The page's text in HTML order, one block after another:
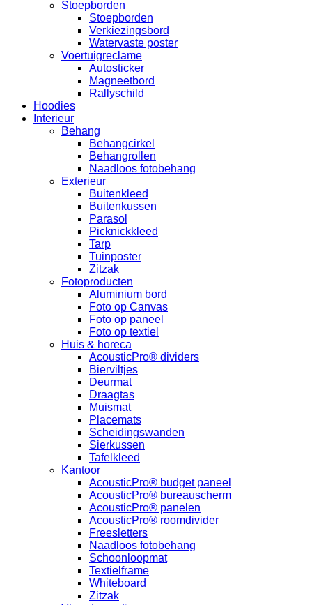
Stoepborden
Stoepborden
Verkiezingsbord
Watervaste poster
Voertuigreclame
Autosticker
Magneetbord
Rallyschild
Hoodies
Interieur
Behang
Behangcirkel
Behangrollen
Naadloos fotobehang
Exterieur
Buitenkleed
Buitenkussen
Parasol
Picknickkleed
Tarp
Tuinposter
Zitzak
Fotoproducten
Aluminium bord
Foto op Canvas
Foto op paneel
Foto op textiel
Huis & horeca
AcousticPro® dividers
Bierviltjes
Deurmat
Draagtas
Muismat
Placemats
Scheidingswanden
Sierkussen
Tafelkleed
Kantoor
AcousticPro® budget paneel
AcousticPro® bureauscherm
AcousticPro® panelen
AcousticPro® roomdivider
Freesletters
Naadloos fotobehang
Schoonloopmat
Textielframe
Whiteboard
Zitzak